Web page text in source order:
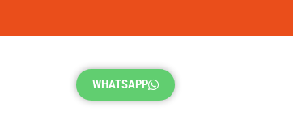
WHATSAPP